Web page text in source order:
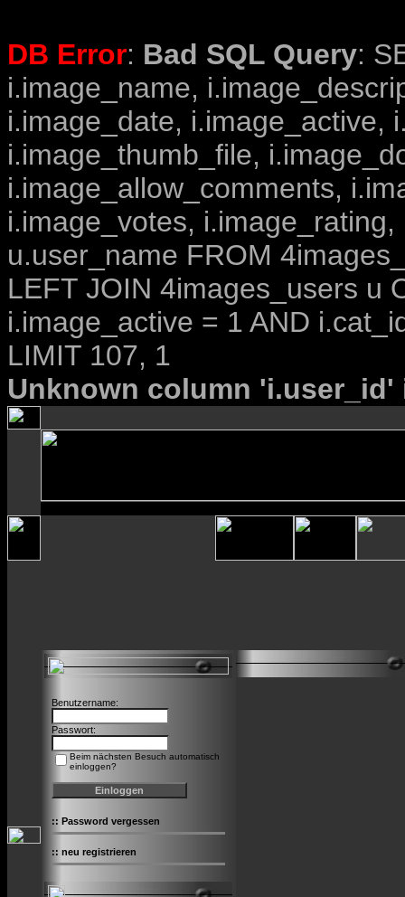
DB Error: Bad SQL Query:
i.image_name,
i.image_date, i.image_active,
i.image_thumb_file,
i.image_allow_comments,
i.image_votes,
u.user_name FROM
LEFT JOIN 4images_users u
i.image_active = 1 AND
LIMIT 107, 1
Unknown column
Benutzername:
Passwort:
Beim nächsten Besuch automatisch
einloggen?
:: Password vergessen
:: neu registrieren